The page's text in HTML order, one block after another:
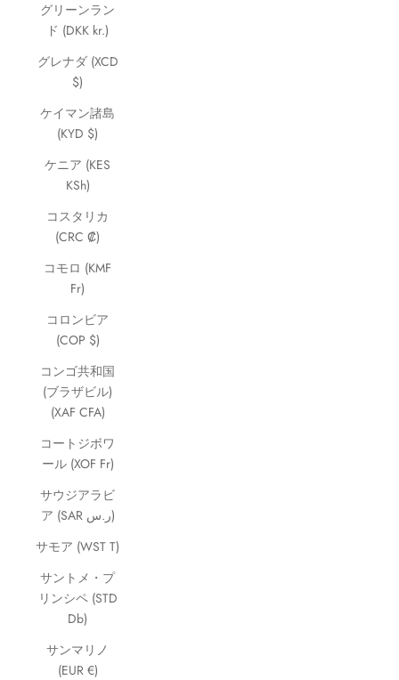
グリーンラン
ド (DKK kr.)
グレナダ (XCD
$)
ケイマン諸島
(KYD $)
ケニア (KES
KSh)
コスタリカ
(CRC ₡)
コモロ (KMF
Fr)
コロンビア
(COP $)
コンゴ共和国
(ブラザビル)
(XAF CFA)
コートジボワ
ール (XOF Fr)
サウジアラビ
ア (SAR ر.س)
サモア (WST T)
サントメ・プ
リンシペ (STD
Db)
サンマリノ
(EUR €)